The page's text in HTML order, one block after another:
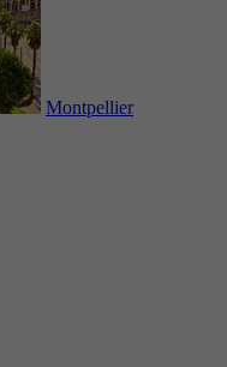
Montpellier